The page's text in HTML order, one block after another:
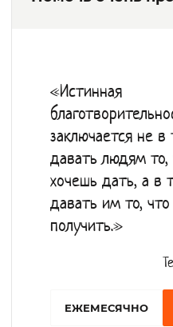
питание четыре раза
Холлы оборудованы
проведения досуга
телевизора. В
концерты,
психологом.
посильную
«Истинная
заключается не
давать людям то,
хочешь дать, а в
давать им то,
получить.»
EЖЕМЕСЯЧНО